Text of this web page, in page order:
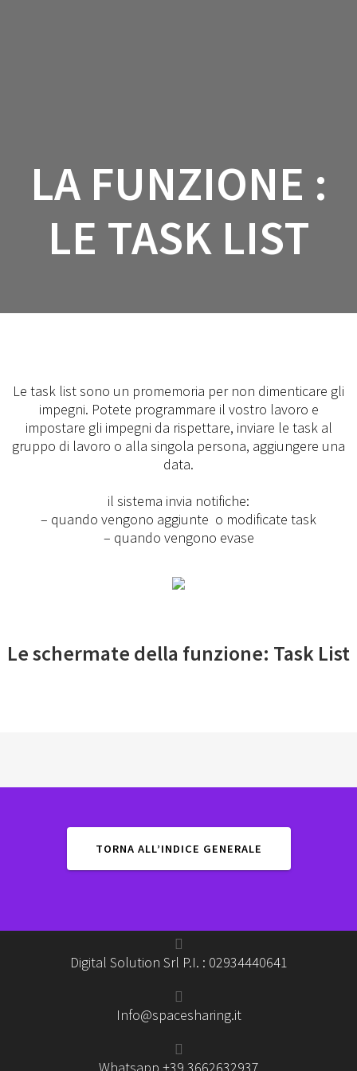
LA FUNZIONE :
LE TASK LIST
Le task list sono un promemoria per non dimenticare gli
impegni. Potete programmare il vostro lavoro e
impostare gli impegni da rispettare, inviare le task al
gruppo di lavoro o alla singola persona, aggiungere una
data.
il sistema invia notifiche:
– quando vengono aggiunte o modificate task
– quando vengono evase
Le schermate della funzione: Task List
TORNA ALL’INDICE GENERALE
Digital Solution Srl P.I. : 02934440641
Info@spacesharing.it
Whatsapp +39 3662632937